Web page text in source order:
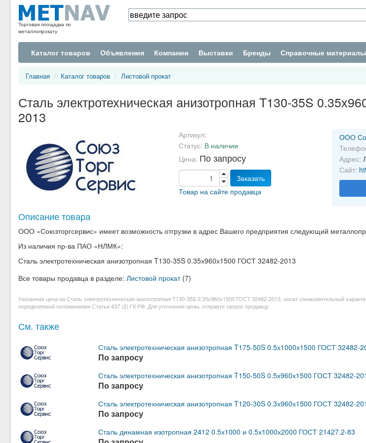
Торговая площадка по
металлопрокату
Каталог товаров Объявления Компании Выставки Бренды Справочные материалы
Главная Каталог товаров Листовой прокат
Сталь электротехническая анизотропная T130-35S
2013
Артикул:
Статус: В наличии
Цена: По запросу
Заказать
Товар на сайте продавца
ООО
Адрес:
Сайт:
Описание товара
ООО «Союзторгсервис» имеет возможность отгрузки в адрес Вашего предприятия следующий
Из наличия пр-ва ПАО «НЛМК»:
Сталь электротехническая анизотропная T130-35S 0.35х960х1500 ГОСТ 32482-2013
Все товары продавца в разделе: Листовой прокат(7)
Указанная цена на Сталь электротехническая анизотропная T130-35S 0.35х960х1500 ГОСТ 32482-2013, носит ознакомительный
определяемой положениями Статьи 437 (2) ГК РФ. Для уточнения цены, отправте запрос продавцу.
См. также
Сталь электротехническая анизотропная T175-50S 0.5х1000х1500 ГОСТ 32482-
По запросу
Сталь электротехническая анизотропная T150-50S 0.5х960х1500 ГОСТ 32482-
По запросу
Сталь электротехническая анизотропная T120-30S 0.3х960х1500 ГОСТ 32482-
По запросу
Сталь динамная изотропная 2412 0.5х1000 и 0.5х1000х2000 ГОСТ 21427.2-83